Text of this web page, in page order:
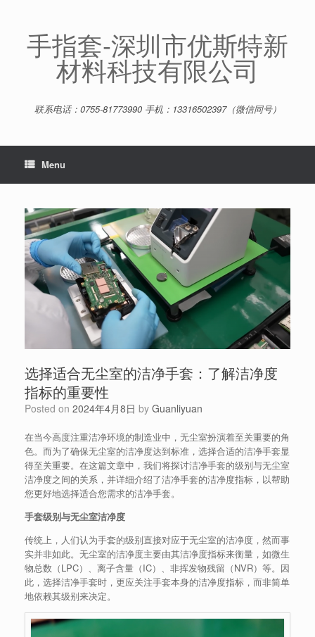
content手指套-深圳市优斯特新
材料科技有限公司
联系电话：0755-81773990 手机：13316502397（微信同号）
Menu
选择适合无尘室的洁净手套：了解洁净度
指标的重要性
Posted on 2024年4月8日 by Guanliyuan
在当今高度注重洁净环境的制造业中，无尘室扮演着至关重要的角
色。而为了确保无尘室的洁净度达到标准，选择合适的洁净手套显
得至关重要。在这篇文章中，我们将探讨洁净手套的级别与无尘室
洁净度之间的关系，并详细介绍了洁净手套的洁净度指标，以帮助
您更好地选择适合您需求的洁净手套。
手套级别与无尘室洁净度
传统上，人们认为手套的级别直接对应于无尘室的洁净度，然而事
实并非如此。无尘室的洁净度主要由其洁净度指标来衡量，如微生
物总数（LPC）、离子含量（IC）、非挥发物残留（NVR）等。因
此，选择洁净手套时，更应关注手套本身的洁净度指标，而非简单
地依赖其级别来决定。